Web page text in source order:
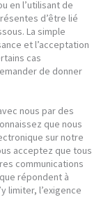
en l’utilisant de
d’être lié
La simple
et l’acceptation
cas
de donner
nous par des
que nous
sur notre
acceptez que tous
communications
répondent à
limiter, l’exigence